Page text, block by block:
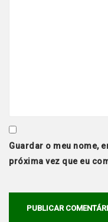
Guardar o meu nome,
próxima vez que eu